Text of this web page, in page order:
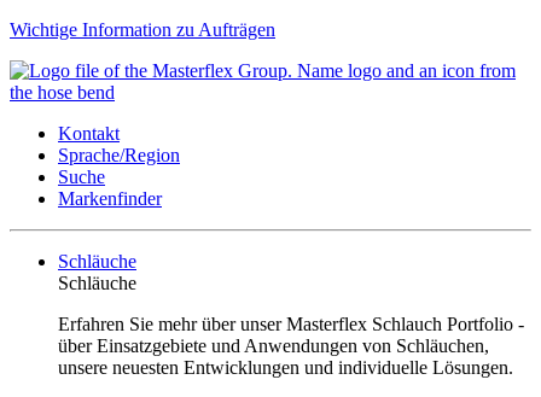
Wichtige Information zu Aufträgen
Kontakt
Sprache/Region
Suche
Markenfinder
Schläuche
Schläuche
Erfahren Sie mehr über unser Masterflex Schlauch Portfolio -
über Einsatzgebiete und Anwendungen von Schläuchen,
unsere neuesten Entwicklungen und individuelle Lösungen.